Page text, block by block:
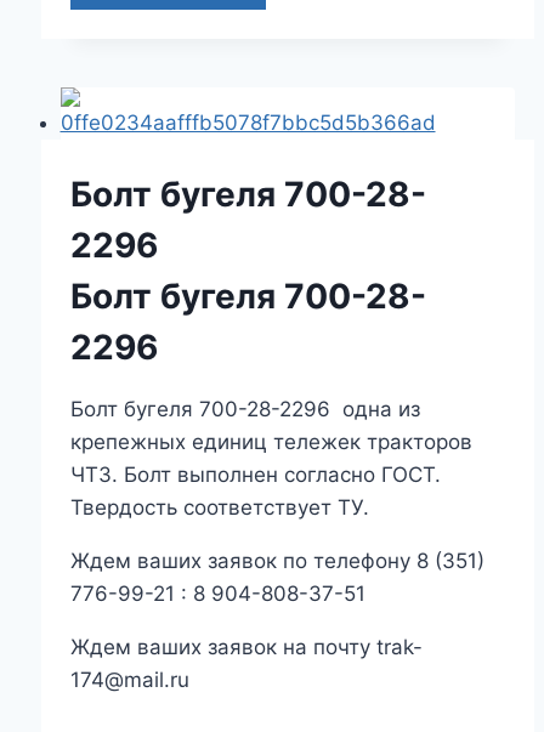
Болт бугеля 700-28-
2296
Болт бугеля 700-28-
2296
Болт бугеля 700-28-2296 одна из
крепежных единиц тележек тракторов
ЧТЗ. Болт выполнен согласно ГОСТ.
Твердость соответствует ТУ.
Ждем ваших заявок по телефону 8 (351)
776-99-21 : 8 904-808-37-51
Ждем ваших заявок на почту trak-
174@mail.ru